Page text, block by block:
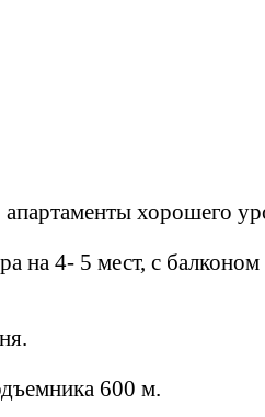
хорошего
на 4- 5 мест, с балконом
600 м.